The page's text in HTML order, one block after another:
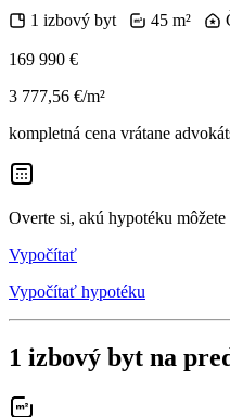
1 izbový byt
45 m²
169 990 €
3 777,56 €/m²
kompletná cena vrátane
Overte si, akú hypotéku
Vypočítať
Vypočítať hypotéku
1 izbový byt na